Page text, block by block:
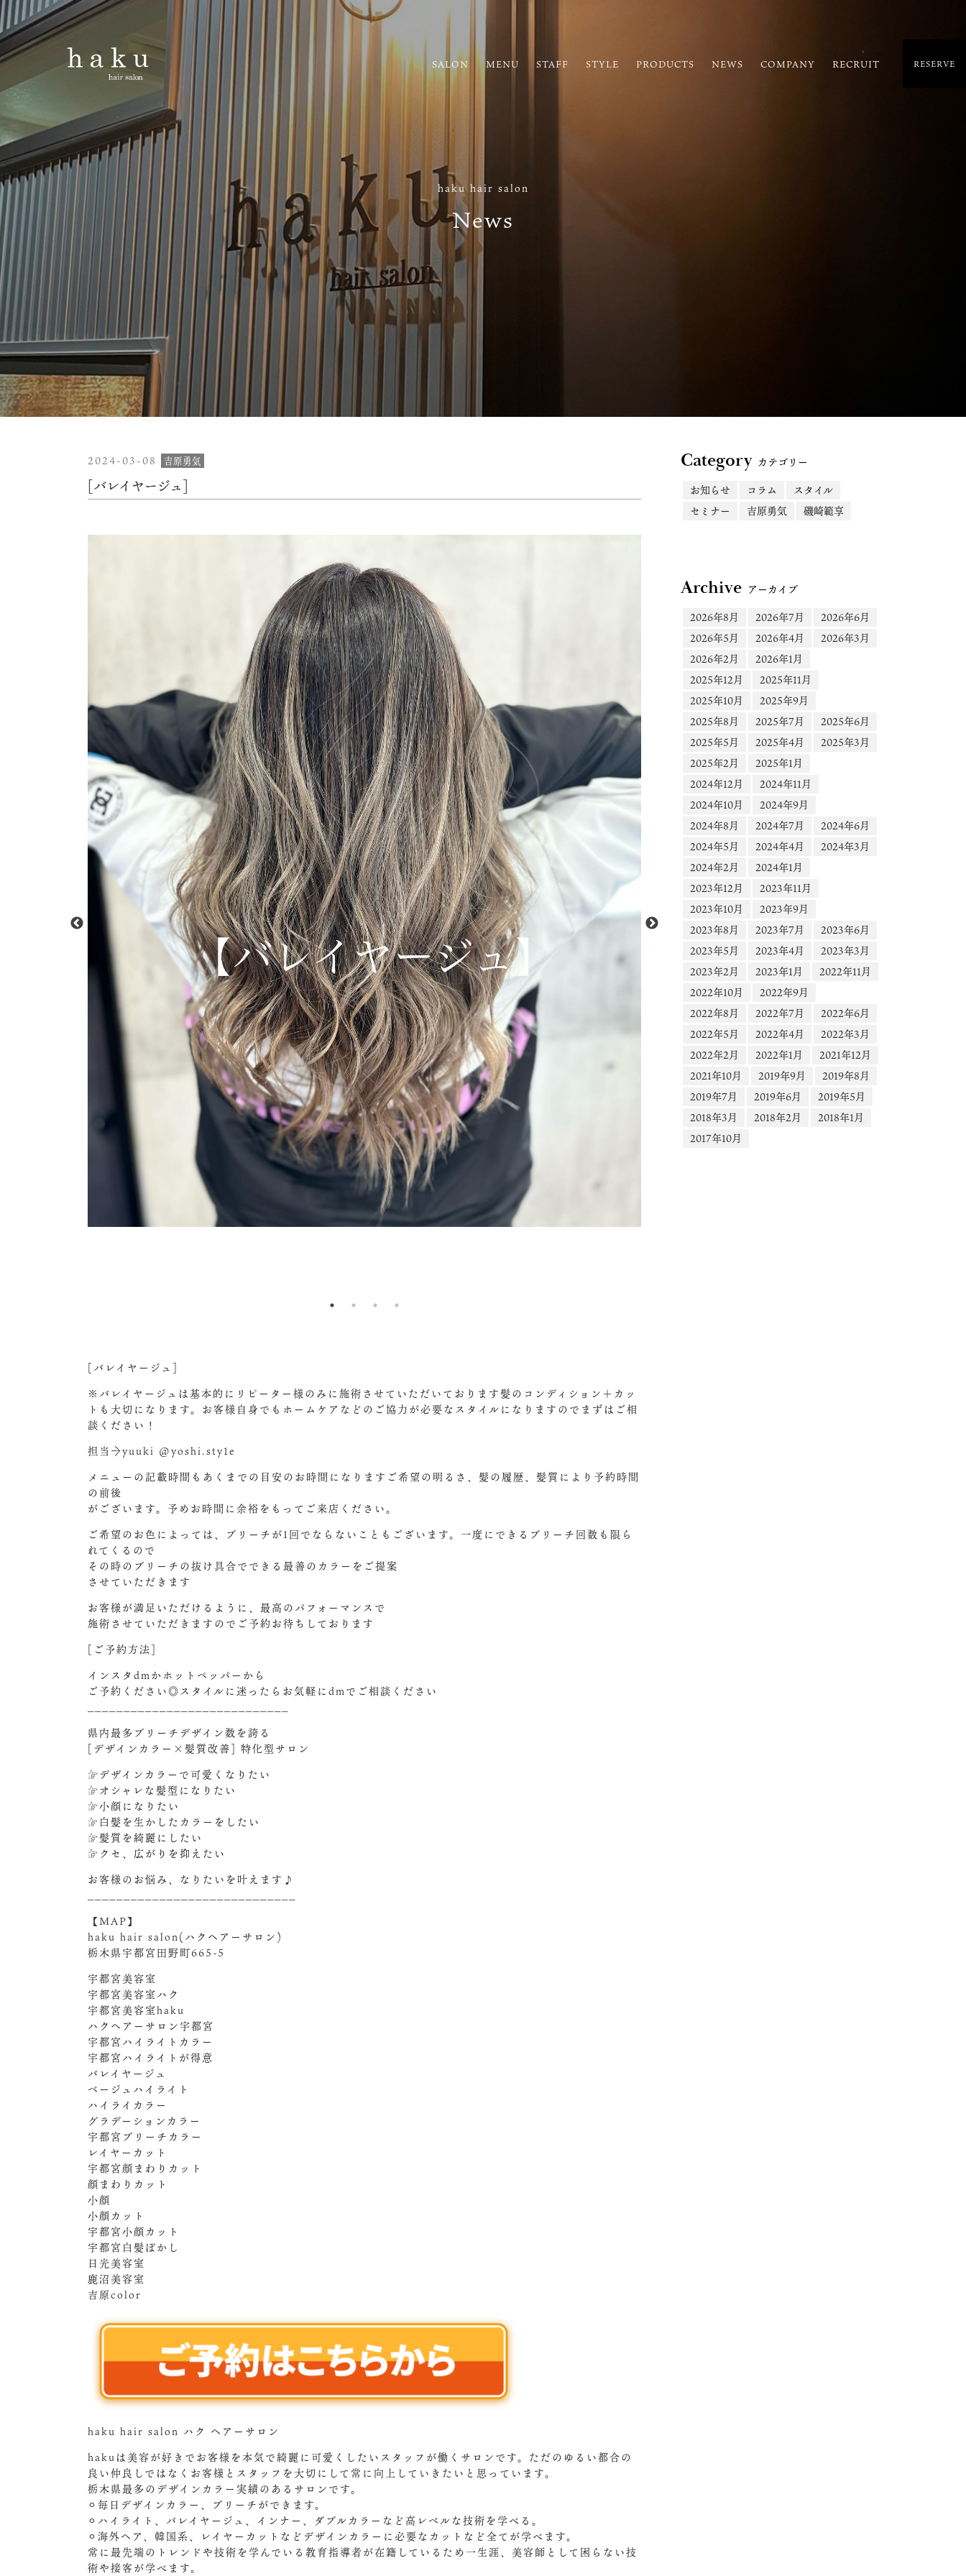
haku hair salon
News
SALON MENU STAFF STYLE PRODUCTS NEWS COMPANY RECRUIT RESERVE
2024-03-08 吉原勇気
[バレイヤージュ]
動
レ
Media error: Format(s) not supported or source(s) not found
1.cdninstagram.com/o1/v/t16/f2/m69/
aO0AQ7-ygTHOnF6bu0As4DxDFfDV52jq1e6Ikwc?
[バレイヤージュ]
※バレイヤージュは基本的にリピーター様のみに施術させていただいております髪のコンディション＋カッ
トも大切になります。お客様自身でもホームケアなどのご協力が必要なスタイルになりますのでまずはご相
談ください！
担当→yuuki @yoshi.sty1e
メニューの記載時間もあくまでの目安のお時間になりますご希望の明るさ、髪の履歴、髪質により予約時間
の前後
がございます。予めお時間に余裕をもってご来店ください。
ご希望のお色によっては、ブリーチが1回でならないこともございます。一度にできるブリーチ回数も限ら
れてくるので
その時のブリーチの抜け具合でできる最善のカラーをご提案
させていただきます‍
お客様が満足いただけるように、最高のパフォーマンスで
施術させていただきますのでご予約お待ちしております‍
[ご予約方法]
インスタdmかホットペッパーから
ご予約ください◎スタイルに迷ったらお気軽にdmでご相談ください︎
県内最多ブリーチデザイン数を誇る
[デザインカラー×髪質改善] 特化型サロン
☞デザインカラーで可愛くなりたい
☞オシャレな髪型になりたい
☞小顔になりたい
☞白髪を生かしたカラーをしたい
☞髪質を綺麗にしたい
☞クセ、広がりを抑えたい
お客様のお悩み、なりたいを叶えます♪
【MAP】
haku hair salon(ハクヘアーサロン)
栃木県宇都宮田野町665-5
宇都宮美容室
宇都宮美容室ハク
宇都宮美容室haku
ハクヘアーサロン宇都宮
宇都宮ハイライトカラー
宇都宮ハイライトが得意
バレイヤージュ
ベージュハイライト
ハイライカラー
グラデーションカラー
宇都宮ブリーチカラー
レイヤーカット
宇都宮顔まわりカット
顔まわりカット
小顔
小顔カット
宇都宮小顔カット
宇都宮白髪ぼかし
日光美容室
鹿沼美容室
吉原color
haku hair salon ハク ヘアーサロン
hakuは美容が好きでお客様を本気で綺麗に可愛くしたいスタッフが働くサロンです。ただのゆるい都合の
良い仲良しではなくお客様とスタッフを大切にして常に向上していきたいと思っています。
栃木県最多のデザインカラー実績のあるサロンです。
⚪︎毎日デザインカラー、ブリーチができます。
⚪︎ハイライト、バレイヤージュ、インナー、ダブルカラーなど高レベルな技術を学べる。
⚪︎海外ヘア、韓国系、レイヤーカットなどデザインカラーに必要なカットなど全てが学べます。
常に最先端のトレンドや技術を学んでいる教育指導者が在籍しているため一生涯、美容師として困らない技
術や接客が学べます。
Categoryカテゴリー
お知らせ
コラム
スタイル
セミナー
吉原勇気 磯崎範享
Archive アーカイブ
2026年8月
2026年7月
2026年6月
2026年5月
2026年4月
2026年3月
2026年2月
2026年1月
2025年12月
2025年11月
2025年10月
2025年9月
2025年8月
2025年7月
2025年6月
2025年5月
2025年4月
2025年3月
2025年2月
2025年1月
2024年12月
2024年11月
2024年10月
2024年9月
2024年8月
2024年7月
2024年6月
2024年5月
2024年4月
2024年3月
2024年2月
2024年1月
2023年12月
2023年11月
2023年10月
2023年9月
2023年8月
2023年7月
2023年6月
2023年5月
2023年4月
2023年3月
2023年2月
2023年1月
2022年11月
2022年10月
2022年9月
2022年8月
2022年7月
2022年6月
2022年5月
2022年4月
2022年3月
2022年2月
2022年1月
2021年12月
2021年10月
2019年9月
2019年8月
2019年7月
2019年6月
2019年5月
2018年3月
2018年2月
2018年1月
2017年10月